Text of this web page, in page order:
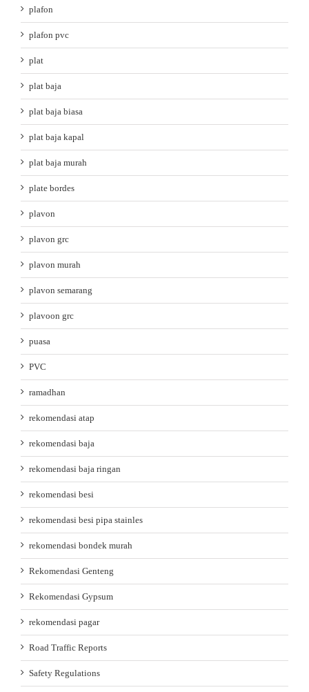
plafon
plafon pvc
plat
plat baja
plat baja biasa
plat baja kapal
plat baja murah
plate bordes
plavon
plavon grc
plavon murah
plavon semarang
plavoon grc
puasa
PVC
ramadhan
rekomendasi atap
rekomendasi baja
rekomendasi baja ringan
rekomendasi besi
rekomendasi besi pipa stainles
rekomendasi bondek murah
Rekomendasi Genteng
Rekomendasi Gypsum
rekomendasi pagar
Road Traffic Reports
Safety Regulations